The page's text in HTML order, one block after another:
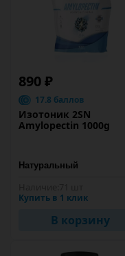
890 ₽
17.8 баллов
Изотоник 2SN
Amylopectin 1000g
Купить в 1 клик
В корзину